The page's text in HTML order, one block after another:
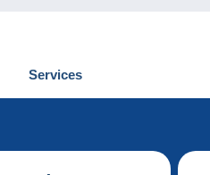
Services
Découvrir Delcampe